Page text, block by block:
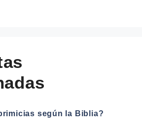
según la Biblia?